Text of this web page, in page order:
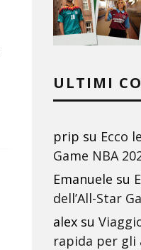
ULTIMI
prip su Ecco
Game NBA
Emanuele su
dell’All-Star
alex su
rapida per gli